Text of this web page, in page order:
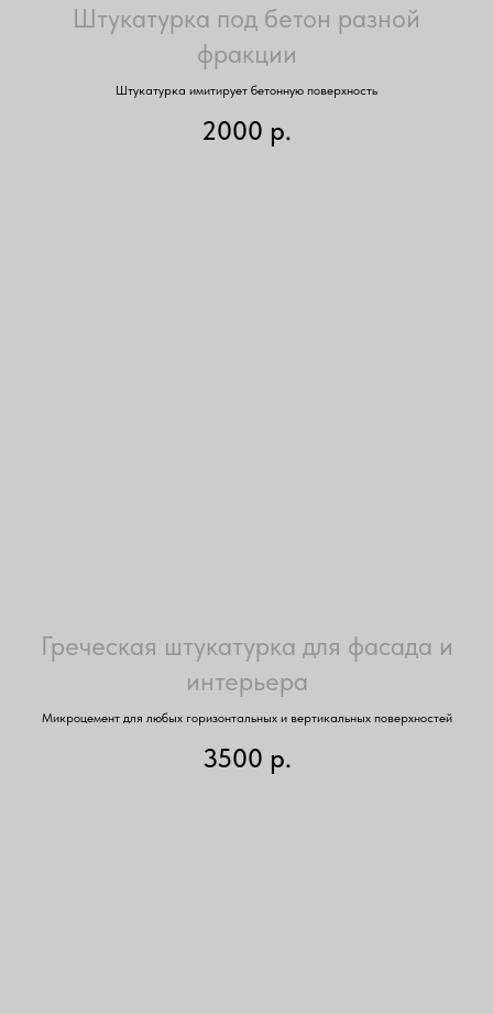
Штукатурка под бетон разной
фракции
Штукатурка имитирует бетонную поверхность
2000 р.
Греческая штукатурка для фасада и
интерьера
Микроцемент для любых горизонтальных и вертикальных поверхностей
3500 р.